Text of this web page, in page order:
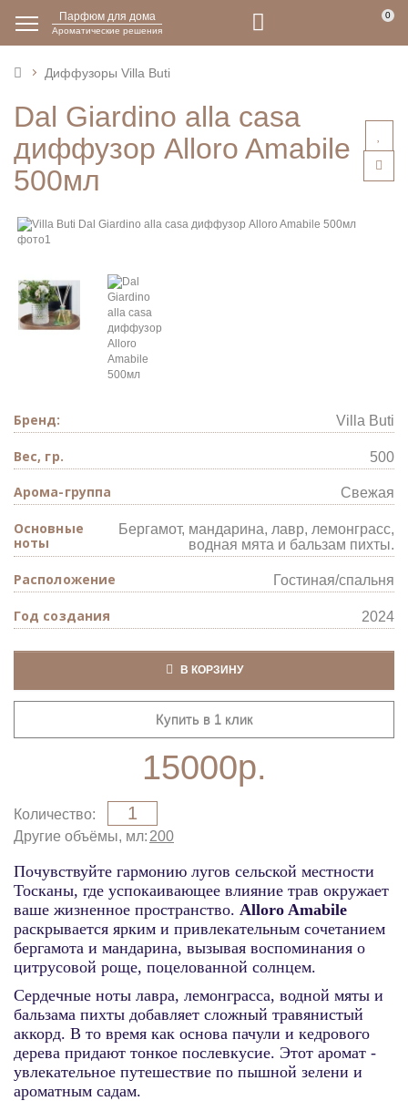
Парфюм для дома
Ароматические решения
0
Диффузоры Villa Buti
Dal Giardino alla casa
диффузор Alloro Amabile
500мл
Бренд: Villa Buti
Вес, гр. 500
Арома-группа Свежая
Основные
ноты
Бергамот, мандарина, лавр, лемонграсс,
водная мята и бальзам пихты.
Расположение Гостиная/спальня
Год создания 2024
В КОРЗИНУ
Купить в 1 клик
15000р.
Количество
Другие объёмы, мл 200
Почувствуйте гармонию лугов сельской местности
Тосканы, где успокаивающее влияние трав окружает
ваше жизненное пространство. Alloro Amabile
раскрывается ярким и привлекательным сочетанием
бергамота и мандарина, вызывая воспоминания о
цитрусовой роще, поцелованной солнцем.
Сердечные ноты лавра, лемонграсса, водной мяты и
бальзама пихты добавляет сложный травянистый
аккорд. В то время как основа пачули и кедрового
дерева придают тонкое послевкусие. Этот аромат -
увлекательное путешествие по пышной зелени и
ароматным садам.